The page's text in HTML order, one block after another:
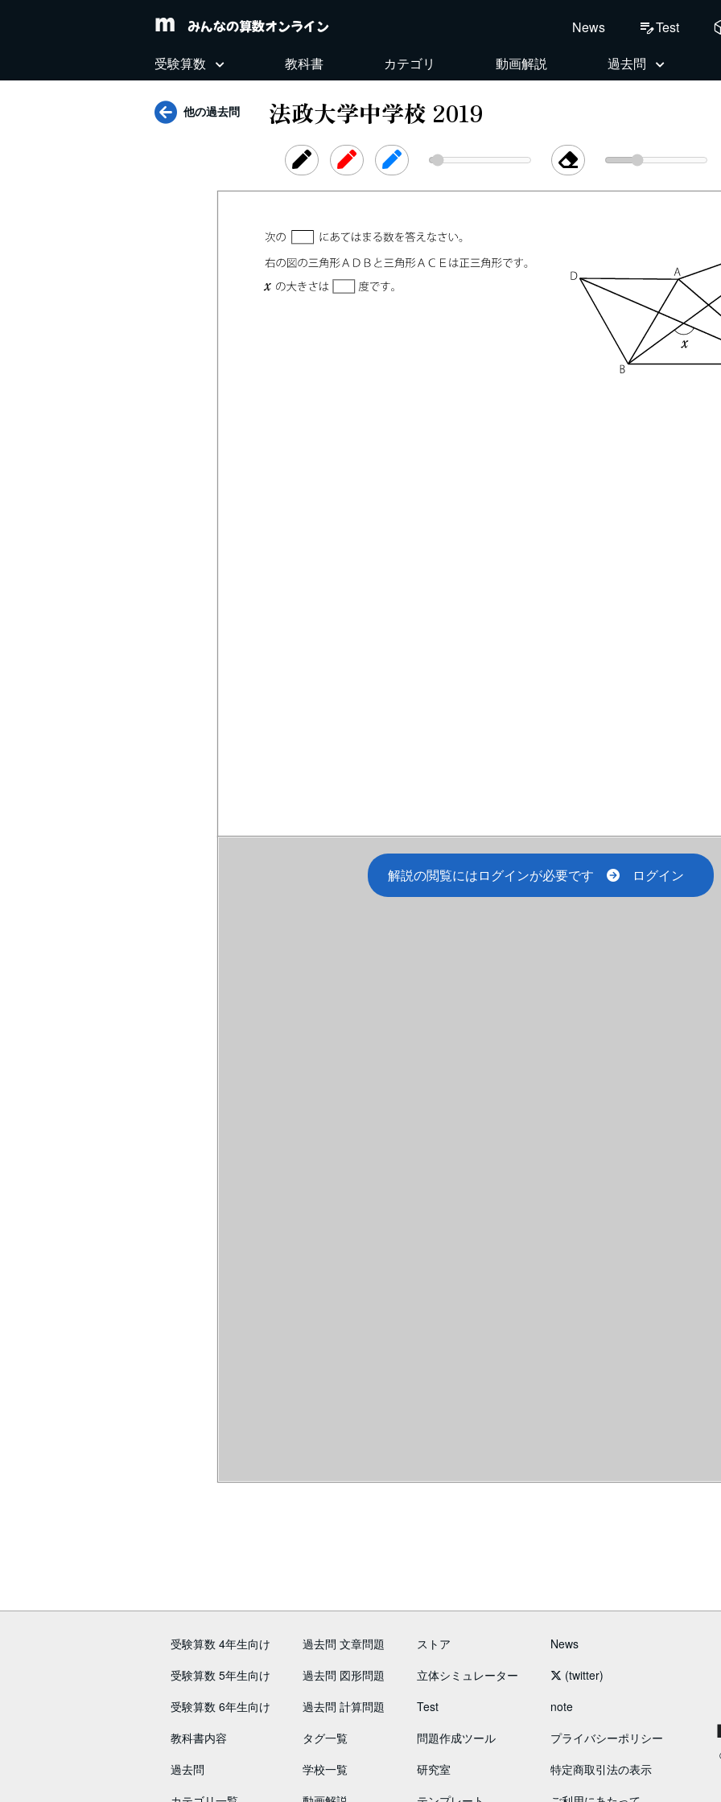
みんなの算数オンライン News edit_noteTest
受験算数 教科書 カテゴリ 動画解説 過去問
他の過去問 法政大学中学校 2019
解説の閲覧にはログインが必要です ログイン
受験算数 4年生向け
受験算数 5年生向け
受験算数 6年生向け
教科書内容
過去問
過去問 文章問題
過去問 図形問題
過去問 計算問題
タグ一覧
学校一覧
ストア
立体シミュレーター
Test
問題作成ツール
研究室
News
(twitter)
note
プライバシーポリシー
特定商取引法の表示